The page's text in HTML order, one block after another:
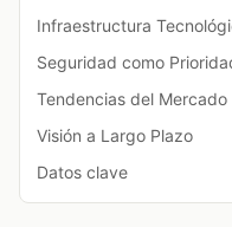
Infraestructura
Seguridad como
Tendencias del
Visión a Largo Plazo
Datos clave